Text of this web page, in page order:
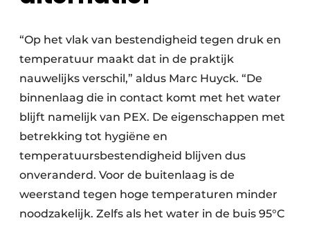
“Op het vlak van bestendigheid tegen druk en
temperatuur maakt dat in de praktijk
nauwelijks verschil,” aldus Marc Huyck. “De
binnenlaag die in contact komt met het water
blijft namelijk van PEX. De eigenschappen met
betrekking tot hygiëne en
temperatuursbestendigheid blijven dus
onveranderd. Voor de buitenlaag is de
weerstand tegen hoge temperaturen minder
noodzakelijk. Zelfs als het water in de buis 95°C